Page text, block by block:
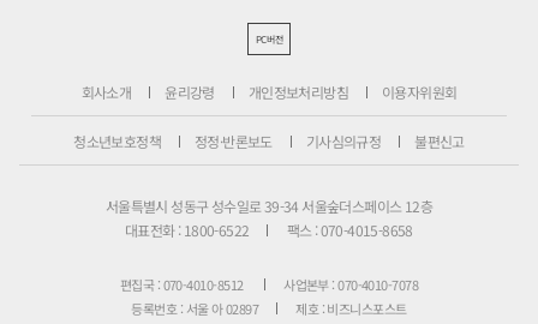
PC버전
회사소개 윤리강령 개인정보처리방침 이용자위원회
청소년보호정책 정정·반론보도 기사심의규정 불편신고
서울특별시 성동구 성수일로 39-34 서울숲더스페이스 12층
대표전화 : 1800-6522
팩스 : 070-4015-8658
편집국 : 070-4010-8512
사업본부 : 070-4010-7078
등록번호 : 서울 아 02897
제호 : 비즈니스포스트